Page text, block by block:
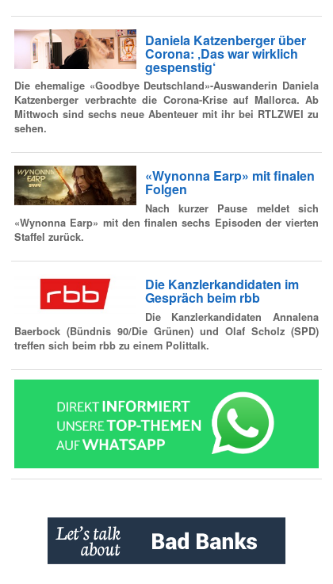
Daniela Katzenberger über
Corona: ‚Das war wirklich
gespenstig‘
Die ehemalige «Goodbye Deutschland»-Auswanderin Daniela
Katzenberger verbrachte die Corona-Krise auf Mallorca. Ab
Mittwoch sind sechs neue Abenteuer mit ihr bei RTLZWEI zu
sehen.
«Wynonna Earp» mit finalen
Folgen
Nach kurzer Pause meldet sich
«Wynonna Earp» mit den finalen sechs Episoden der vierten
Staffel zurück.
Die Kanzlerkandidaten im
Gespräch beim rbb
Die Kanzlerkandidaten Annalena
Baerbock (Bündnis 90/Die Grünen) und Olaf Scholz (SPD)
treffen sich beim rbb zu einem Polittalk.